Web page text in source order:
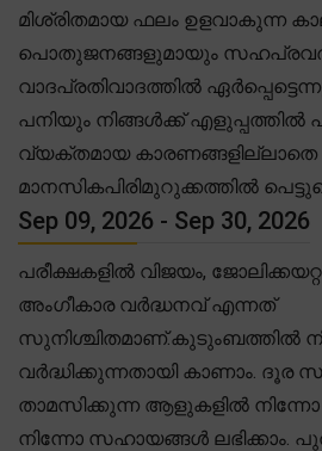
മിശ്രിതമായ ഫലം ഉളവാകുന്ന
പൊതുജനങ്ങളുമായും
വാദപ്രതിവാദത്തിൽ
പനിയും നിങ്ങൾക്ക് എളുപ്പത്തിൽ
വ്യക്തമായ കാരണങ്ങളില്ലാതെ
മാനസികപിരിമുറുക്കത്തിൽ
Sep 09, 2026 - Sep 30, 2026
പരീക്ഷകളിൽ വിജയം,
അംഗീകാര വർദ്ധനവ് എന്നത്
സുനിശ്ചിതമാണ്.കുടുംബത്തിൽ
വർദ്ധിക്കുന്നതായി കാണാം. ദൂര
താമസിക്കുന്ന ആളുകളിൽ നിന്നോ
നിന്നോ സഹായങ്ങൾ ലഭിക്കാം.